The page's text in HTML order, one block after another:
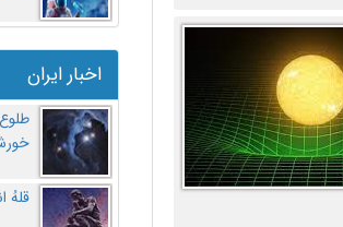
اخبار ایران
قلهُ